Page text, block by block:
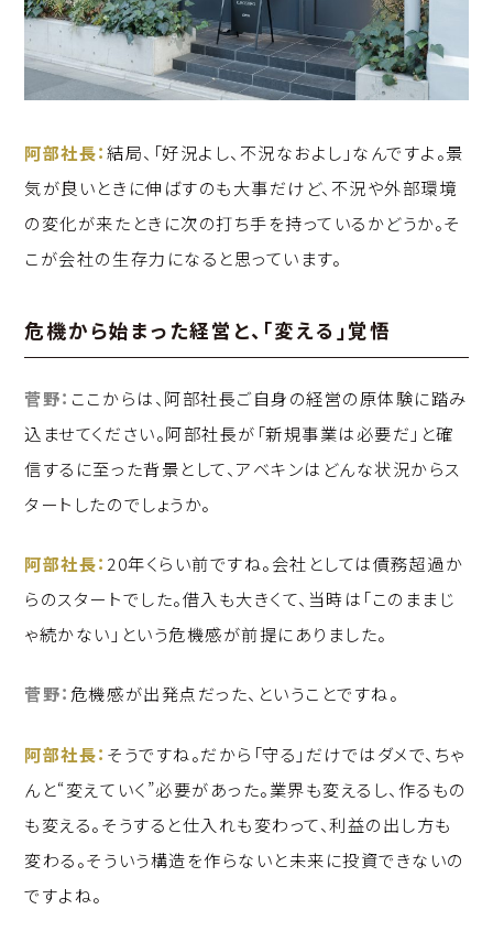
阿部社長：結局、「好況よし、不況なおよし」なんですよ。景
気が良いときに伸ばすのも大事だけど、不況や外部環境
の変化が来たときに次の打ち手を持っているかどうか。そ
こが会社の生存力になると思っています。
危機から始まった経営と、「変える」覚悟
菅野： ここからは、阿部社長ご自身の経営の原体験に踏み
込ませてください。阿部社長が「新規事業は必要だ」と確
信するに至った背景として、アベキンはどんな状況からス
タートしたのでしょうか。
阿部社長： 20年くらい前ですね。会社としては債務超過か
らのスタートでした。借入も大きくて、当時は「このままじ
ゃ続かない」という危機感が前提にありました。
菅野： 危機感が出発点だった、ということですね。
阿部社長： そうですね。だから「守る」だけではダメで、ちゃ
んと“変えていく”必要があった。業界も変えるし、作るもの
も変える。そうすると仕入れも変わって、利益の出し方も
変わる。そういう構造を作らないと未来に投資できないの
ですよね。